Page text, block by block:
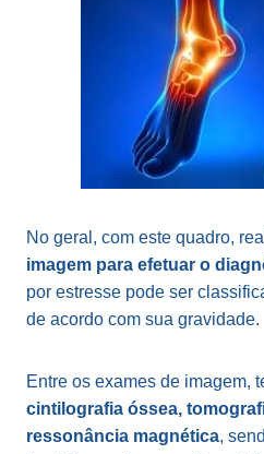
No geral, com este quadro,
imagem para efetuar o
por estresse pode ser
de acordo com sua gravidade.
Entre os exames de imagem,
cintilografia óssea,
ressonância magnética,